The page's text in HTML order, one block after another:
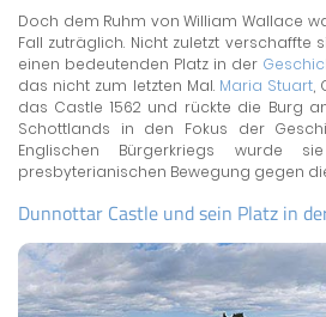
Doch dem Ruhm von William Wallace
Fall zuträglich. Nicht zuletzt verschaffte
einen bedeutenden Platz in der
das nicht zum letzten Mal. Maria Stuart,
das Castle 1562 und rückte die Burg
Schottlands in den Fokus der
Englischen Bürgerkriegs wurde
presbyterianischen Bewegung gegen
Dunnottar Castle und sein Platz in